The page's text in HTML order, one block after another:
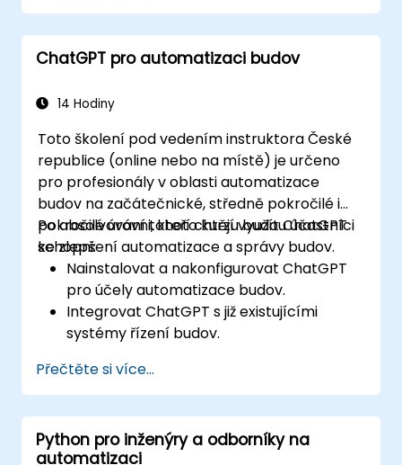
ChatGPT pro automatizaci budov
14 Hodiny
Toto školení pod vedením instruktora České
republice (online nebo na místě) je určeno
pro profesionály v oblasti automatizace
budov na začátečnické, středně pokročilé i
pokročilé úrovni, kteří chtějí využít ChatGPT
ke zlepšení automatizace a správy budov.
Po absolvování tohoto kurzu budou účastníci
schopni:
Nainstalovat a nakonfigurovat ChatGPT
pro účely automatizace budov.
Integrovat ChatGPT s již existujícími
systémy řízení budov.
vytápění, ventilace a požární bezpečnosti
pomocí ChatGPT.
Vypracovávat a implementovat vlastní
automatizační skripty.
Přečtěte si více...
Python pro inženýry a odborníky na
automatizaci